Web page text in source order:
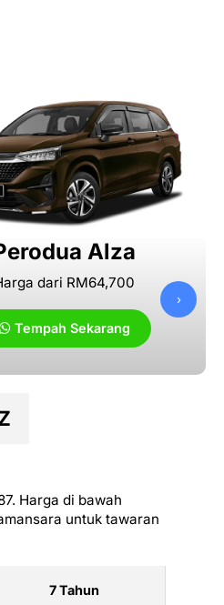
Alza
dari RM64,700
Tempah Sekarang
›
Harga di bawah
untuk tawaran
7 Tahun